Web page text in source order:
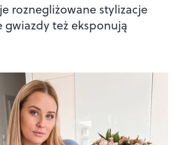
roznegliżowane stylizacje
gwiazdy też eksponują